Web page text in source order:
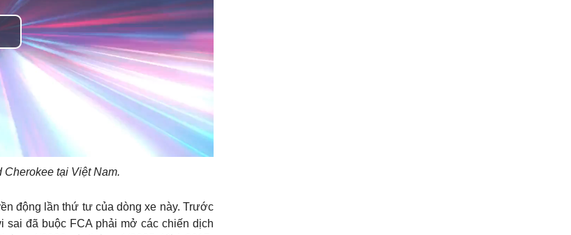
tại Việt Nam.
động lần thứ tư của dòng xe này. Trước
đã buộc FCA phải mở các chiến dịch